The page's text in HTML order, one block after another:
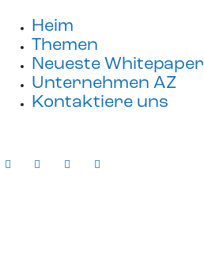
Heim
Themen
Neueste Whitepaper
Unternehmen AZ
Kontaktiere uns